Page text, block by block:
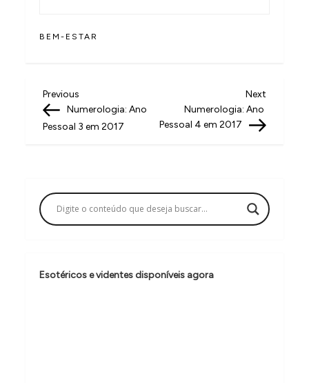
BEM-ESTAR
N
a
g
a
ç
o
Previous
Post
Previous
Numerologia:​ ​Ano​ ​
Pessoal​ ​3​ ​em​ ​2017
Next
Next
Numerologia:​ ​Ano​ ​
Pessoal​ ​4​ ​em​ ​2017
Esotéricos e videntes disponíveis agora